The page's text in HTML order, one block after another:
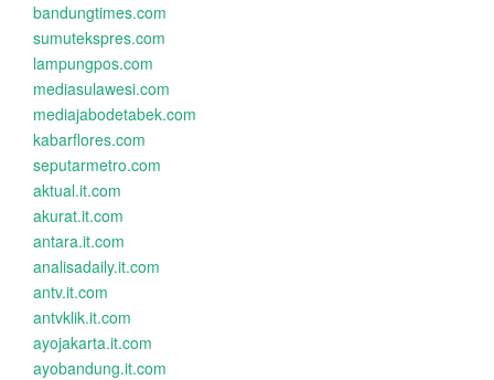
bandungtimes.com
sumutekspres.com
lampungpos.com
mediasulawesi.com
mediajabodetabek.com
kabarflores.com
seputarmetro.com
aktual.it.com
akurat.it.com
antara.it.com
analisadaily.it.com
antv.it.com
antvklik.it.com
ayojakarta.it.com
ayobandung.it.com